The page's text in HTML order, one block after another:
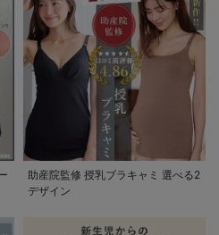
助産院監修 授乳ブラキャミ 選べる2
デザイン